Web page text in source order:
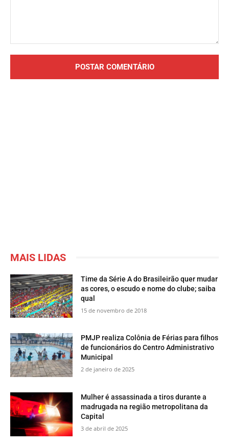
MAIS LIDAS
Time da Série A do Brasileirão quer mudar
as cores, o escudo e nome do clube; saiba
qual
15 de novembro de 2018
PMJP realiza Colônia de Férias para filhos
de funcionários do Centro Administrativo
Municipal
2 de janeiro de 2025
Mulher é assassinada a tiros durante a
madrugada na região metropolitana da
Capital
3 de abril de 2025